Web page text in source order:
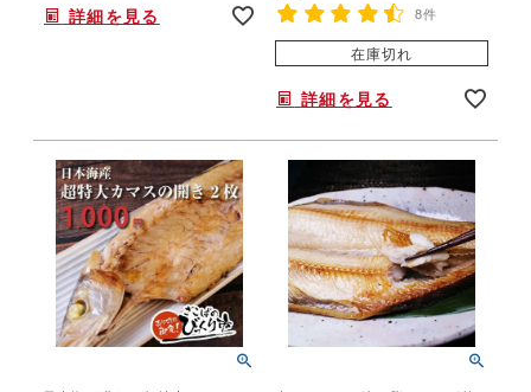
いました。食べやすい手のひら
詳細を見る 8件
在庫切れ
詳細を見る